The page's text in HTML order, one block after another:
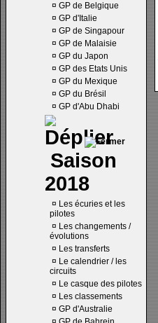
¤ GP de Belgique
¤ GP d'Italie
¤ GP de Singapour
¤ GP de Malaisie
¤ GP du Japon
¤ GP des Etats Unis
¤ GP du Mexique
¤ GP du Brésil
¤ GP d'Abu Dhabi
Saison
2018
¤ Les écuries et les
pilotes
¤ Les changements /
évolutions
¤ Les transferts
¤ Le calendrier / les
circuits
¤ Le casque des pilotes
¤ Les classements
¤ GP d'Australie